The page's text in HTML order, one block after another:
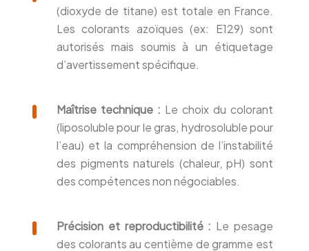
(dioxyde de titane) est totale en France.
Les colorants azoïques (ex: E129) sont
autorisés mais soumis à un étiquetage
d’avertissement spécifique.
Maîtrise technique : Le choix du colorant
(liposoluble pour le gras, hydrosoluble pour
l’eau) et la compréhension de l’instabilité
des pigments naturels (chaleur, pH) sont
des compétences non négociables.
Précision et reproductibilité : Le pesage
des colorants au centième de gramme est